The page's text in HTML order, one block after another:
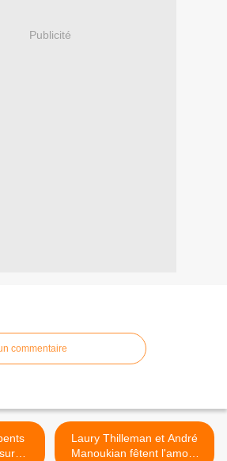
Publicité
commentaire
Laury Thilleman et André
Manoukian fêtent l'amour